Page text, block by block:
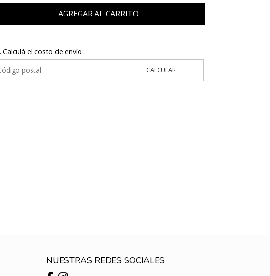
AGREGAR AL CARRITO
Calculá el costo de envío
CALCULAR
NUESTRAS REDES SOCIALES